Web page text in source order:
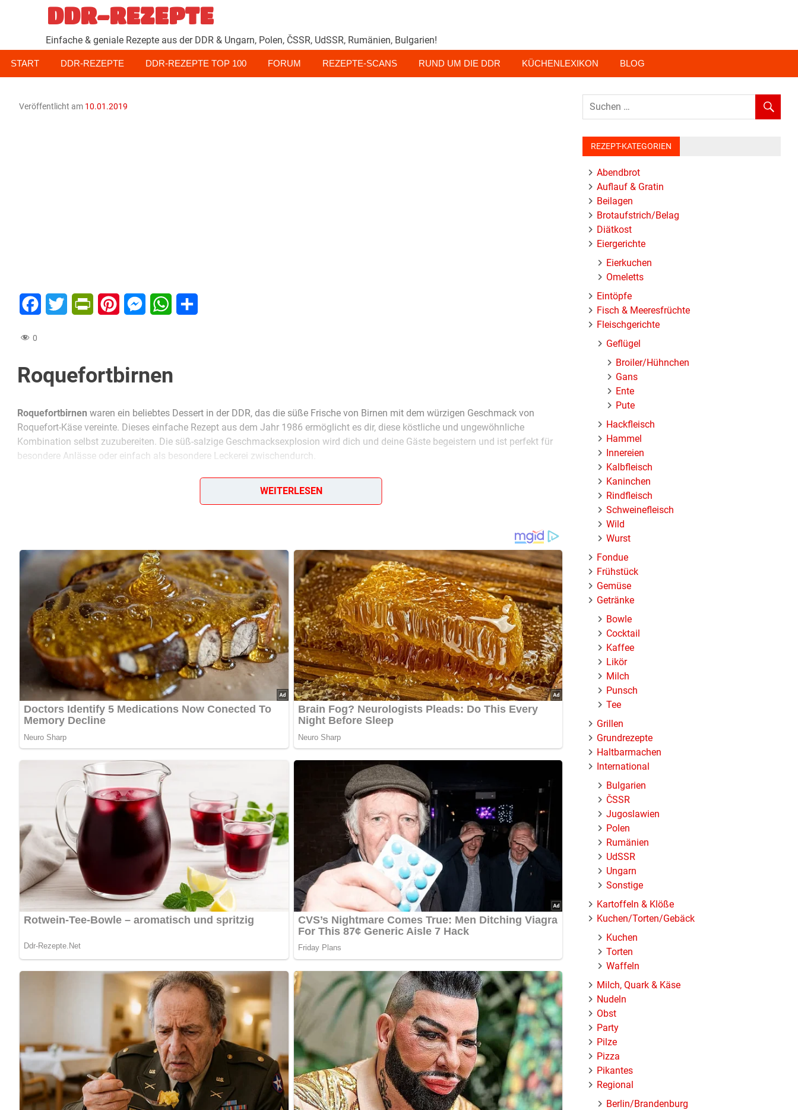
Zum
Inhalt
springen
DDR-REZEPTE
Einfache & geniale Rezepte aus der DDR & Ungarn, Polen, ČSSR, UdSSR, Rumänien, Bulgarien!
START DDR-REZEPTE DDR-REZEPTE TOP 100 FORUM REZEPTE-SCANS RUND UM DIE DDR KÜCHENLEXIKON BLOG
Veröffentlicht am 10.01.2019
FacebookTwitter PrintFriendly
PinterestMessengerWhatsApp
0
Roquefortbirnen
Roquefortbirnen waren ein beliebtes Dessert in der DDR, das die süße Frische von Birnen mit dem würzigen Geschmack von
Roquefort-Käse vereinte. Dieses einfache Rezept aus dem Jahr 1986 ermöglicht es dir, diese köstliche und ungewöhnliche
Kombination selbst zuzubereiten. Die süß-salzige Geschmacksexplosion wird dich und deine Gäste begeistern und ist perfekt für
besondere Anlässe oder einfach als besondere Leckerei zwischendurch.
Das Rezept ergibt etwa 4 Portionen.
Zutaten für die Roquefortbirnen
1 Kopf Salat
4 große Birnen
Zitronensaft
WEITERLESEN
REZEPT-KATEGORIEN
Abendbrot
Auflauf & Gratin
Beilagen
Brotaufstrich/Belag
Diätkost
Eiergerichte
Eierkuchen
Omeletts
Eintöpfe
Fisch & Meeresfrüchte
Fleischgerichte
Geflügel
Broiler/Hühnchen
Gans
Ente
Pute
Hackfleisch
Hammel
Innereien
Kalbfleisch
Kaninchen
Rindfleisch
Schweinefleisch
Wild
Wurst
Fondue
Frühstück
Gemüse
Getränke
Bowle
Cocktail
Kaffee
Likör
Milch
Punsch
Tee
Grillen
Grundrezepte
Haltbarmachen
International
Bulgarien
ČSSR
Jugoslawien
Polen
Rumänien
UdSSR
Ungarn
Sonstige
Kartoffeln & Klöße
Kuchen/Torten/Gebäck
Kuchen
Torten
Waffeln
Milch, Quark & Käse
Nudeln
Obst
Party
Pilze
Pizza
Pikantes
Regional
Berlin/Brandenburg